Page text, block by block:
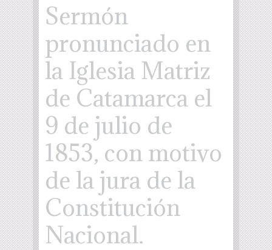
Sermón
pronunciado en
la Iglesia Matriz
de Catamarca el
9 de julio de
1853, con motivo
de la jura de la
Constitución
Nacional.